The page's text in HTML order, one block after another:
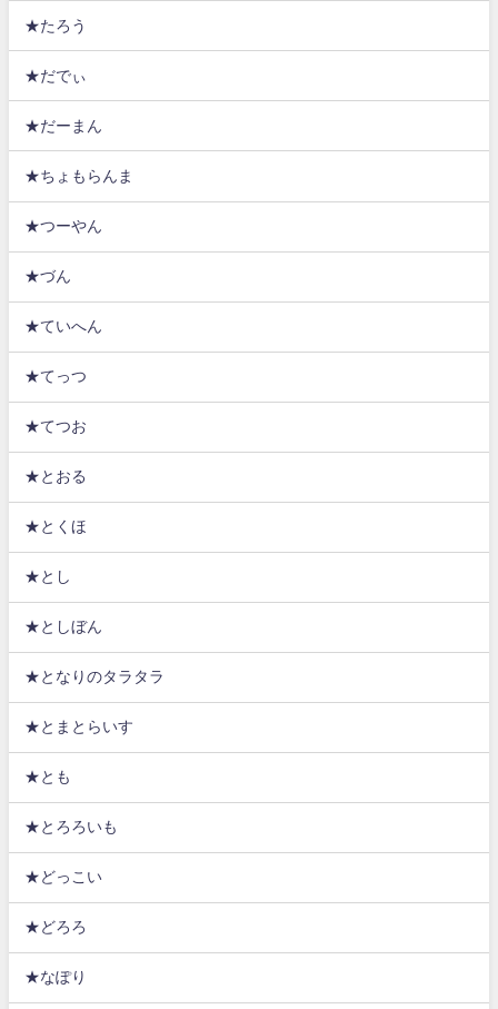
★たろう
★だでぃ
★だーまん
★ちょもらんま
★つーやん
★づん
★ていへん
★てっつ
★てつお
★とおる
★とくほ
★とし
★としぼん
★となりのタラタラ
★とまとらいす
★とも
★とろろいも
★どっこい
★どろろ
★なぽり